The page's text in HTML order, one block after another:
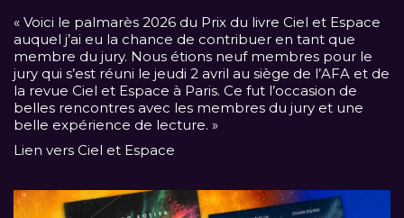
« Voici le palmarès 2026 du Prix du livre Ciel et Espace
auquel j’ai eu la chance de contribuer en tant que
membre du jury. Nous étions neuf membres pour le
jury qui s’est réuni le jeudi 2 avril au siège de l’AFA et de
la revue Ciel et Espace à Paris. Ce fut l’occasion de
belles rencontres avec les membres du jury et une
belle expérience de lecture. »
Lien vers Ciel et Espace